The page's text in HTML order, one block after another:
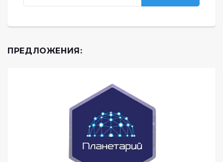
ПРЕДЛОЖЕНИЯ: